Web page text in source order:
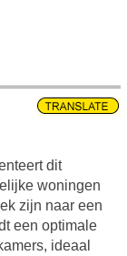
dit
woningen
zijn naar een
een optimale
ideaal